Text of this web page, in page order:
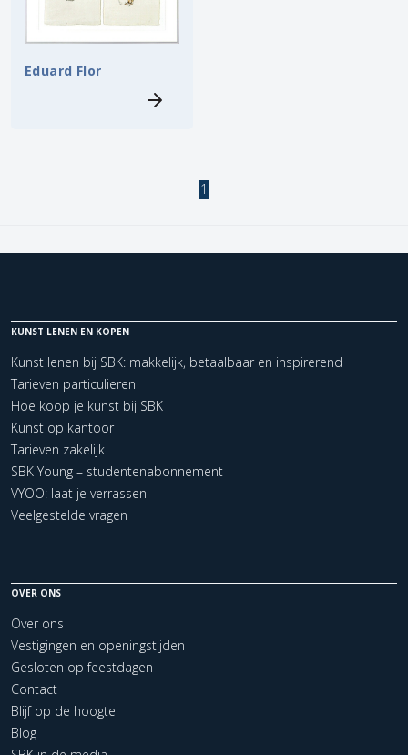
Kleur
Eduard Flor
1
KUNST LENEN EN KOPEN
Kunst lenen bij SBK: makkelijk, betaalbaar en inspirerend
Tarieven particulieren
Hoe koop je kunst bij SBK
Kunst op kantoor
Tarieven zakelijk
SBK Young – studentenabonnement
VYOO: laat je verrassen
Veelgestelde vragen
OVER ONS
Over ons
Vestigingen en openingstijden
Gesloten op feestdagen
Contact
Blijf op de hoogte
Blog